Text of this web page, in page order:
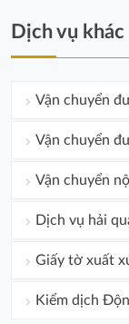
Dịch vụ khác
Vận chuyển
Vận chuyển
Vận chuyển
Dịch vụ hải
Giấy tờ xuất
Kiểm dịch